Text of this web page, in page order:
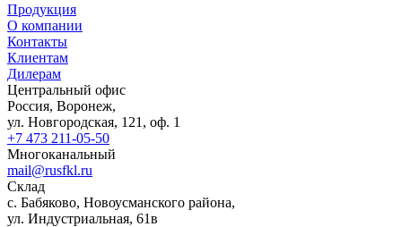
Продукция
О компании
Контакты
Клиентам
Дилерам
Центральный офис
Россия, Воронеж,
ул. Новгородская, 121, оф. 1
+7 473 211-05-50
Многоканальный
mail@rusfkl.ru
Склад
с. Бабяково, Новоусманского района,
ул. Индустриальная, 61в